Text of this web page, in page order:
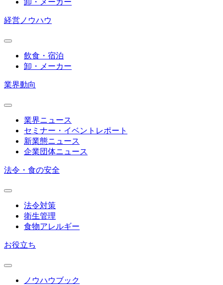
経営ノウハウ
飲食・宿泊
卸・メーカー
業界動向
業界ニュース
セミナー・イベントレポート
新業態ニュース
企業団体ニュース
法令・食の安全
法令対策
衛生管理
食物アレルギー
お役立ち
ノウハウブック